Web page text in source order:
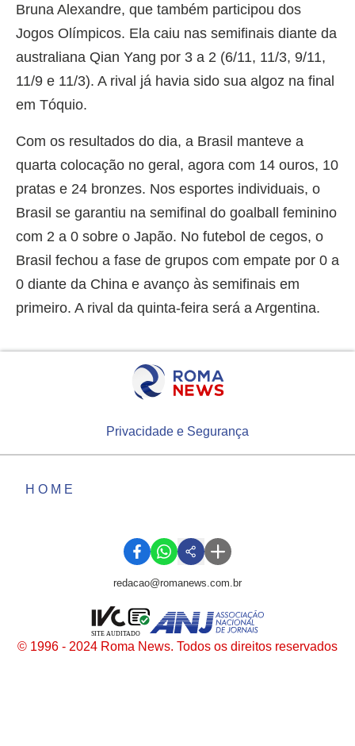
Bruna Alexandre, que também participou dos
Jogos Olímpicos. Ela caiu nas semifinais diante da
australiana Qian Yang por 3 a 2 (6/11, 11/3, 9/11,
11/9 e 11/3). A rival já havia sido sua algoz na final
em Tóquio.
Com os resultados do dia, a Brasil manteve a
quarta colocação no geral, agora com 14 ouros, 10
pratas e 24 bronzes. Nos esportes individuais, o
Brasil se garantiu na semifinal do goalball feminino
com 2 a 0 sobre o Japão. No futebol de cegos, o
Brasil fechou a fase de grupos com empate por 0 a
0 diante da China e avanço às semifinais em
primeiro. A rival da quinta-feira será a Argentina.
Privacidade e Segurança
HOME
redacao@romanews.com.br
© 1996 - 2024 Roma News. Todos os direitos reservados
SITE AUDITADO